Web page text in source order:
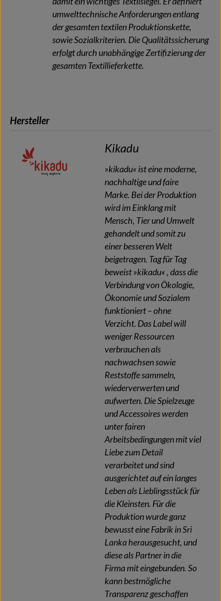
umwelttechnische Anforderungen entlang
der gesamten textilen Produktionskette,
sowie Sozialkriterien. Die Qualitätssicherung
erfolgt durch unabhängige Zertifizierung der
gesamten Textillieferkette.
Hersteller
Kikadu
»kikadu« ist eine moderne,
nachhaltige und faire
Marke. Bei der Produktion
wird im Einklang mit
Mensch, Tier und Umwelt
gehandelt und somit zu
einer besseren Welt
beigetragen. Tag für Tag
beweist »kikadu« , dass die
Verbindung von Ökologie,
Ökonomie und Sozialem
funktioniert – ohne
Verzicht. Das Label will
weniger Ressourcen
verbrauchen als
nachwachsen sowie
Reststoffe sammeln,
wiederverwerten und
aufwerten. Die Spielzeuge
und Accessoires werden
unter fairen
Arbeitsbedingungen mit viel
Liebe zum Detail
verarbeitet und sind
ausgerichtet auf ein langes
Leben als Lieblingsstück für
die Kleinsten. Für die
Produktion wurde ganz
bewusst eine Fabrik in Sri
Lanka herausgesucht, und
diese als Partner in die
Firma mit eingebunden. So
kann bestmögliche
Transparenz geschaffen